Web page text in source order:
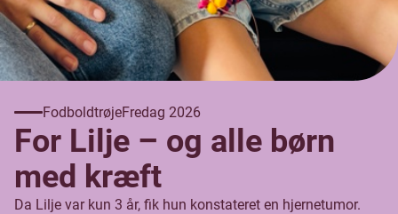
FodboldtrøjeFredag 2026
For Lilje – og alle børn
med kræft
Da Lilje var kun 3 år, fik hun konstateret en hjernetumor.